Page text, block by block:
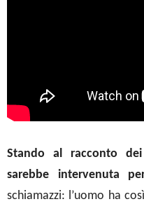
Stando al racconto
sarebbe intervenuta
schiamazzi: l’uomo ha